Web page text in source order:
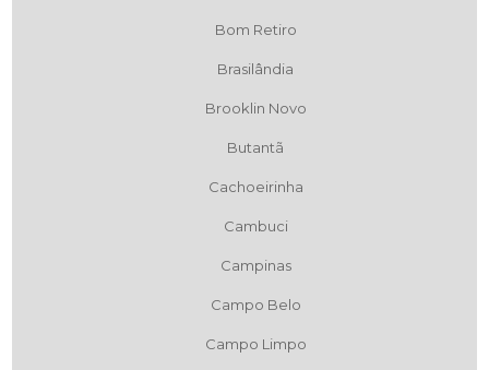
Bom Retiro
Brasilândia
Brooklin Novo
Butantã
Cachoeirinha
Cambuci
Campinas
Campo Belo
Campo Limpo